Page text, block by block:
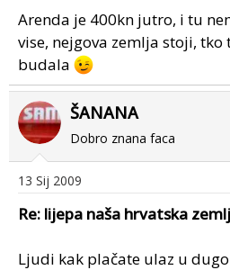
Arenda je 400kn jutro, i tu
vise, nejgova zemlja stoji,
budala
ŠANANA
Dobro znana faca
13 Sij 2009
Re: lijepa naša hrvatska
Ljudi kak plačate ulaz u